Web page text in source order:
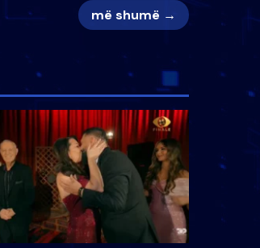
më shumë →